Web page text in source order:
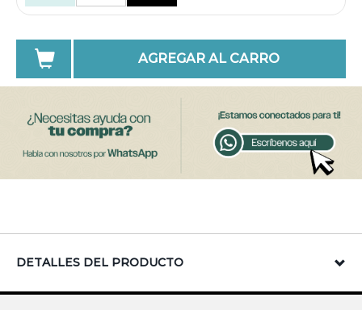
AGREGAR AL CARRO
DETALLES DEL PRODUCTO